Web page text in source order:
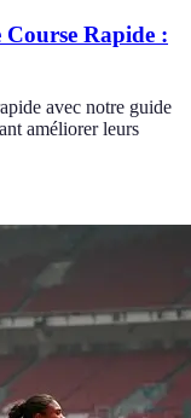
Course Rapide :
avec notre guide
améliorer leurs